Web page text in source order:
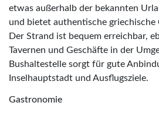
etwas außerhalb der bekannten
und bietet authentische griechische
Der Strand ist bequem erreichbar,
Tavernen und Geschäfte in der
Bushaltestelle sorgt für gute
Inselhauptstadt und Ausflugsziele.
Gastronomie